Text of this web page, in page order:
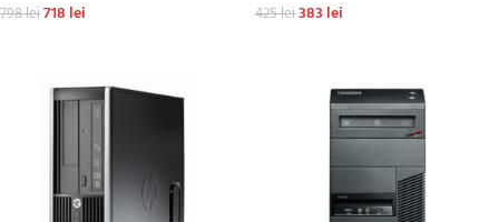
798lei718 lei 425lei383 lei